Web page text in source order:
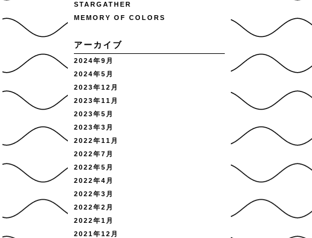
STARGATHER
MEMORY OF COLORS
アーカイブ
2024年9月
2024年5月
2023年12月
2023年11月
2023年5月
2023年3月
2022年11月
2022年7月
2022年5月
2022年4月
2022年3月
2022年2月
2022年1月
2021年12月